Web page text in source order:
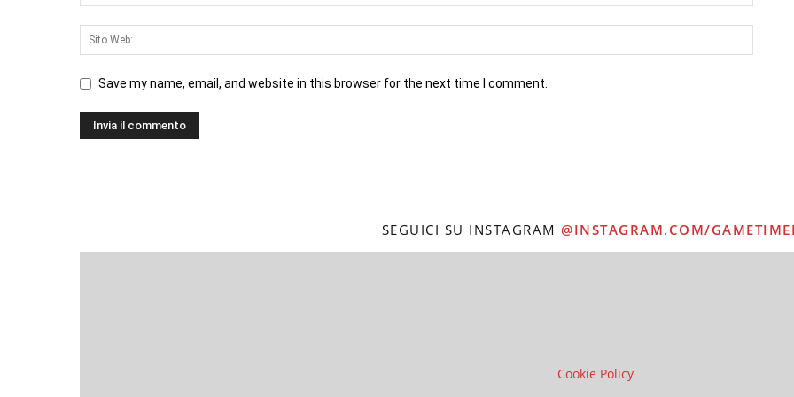
Save my name, email, and website in this browser for the next time I comment.
SEGUICI SU INSTAGRAM @INSTAGRAM.COM/
Cookie Policy